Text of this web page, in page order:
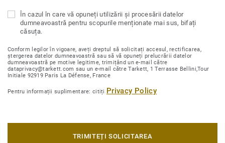
În cazul în care vă opuneți utilizării și procesării datelor
dumneavoastră pentru scopurile menționate mai sus, bifați
căsuța.
Conform legilor în vigoare, aveți dreptul să solicitați accesul, rectificarea,
ștergerea datelor dumneavoastră sau să vă opuneți prelucrării datelor
dumneavoastră pe motive legitime, trimițând un e-mail către
dataprivacy@tarkett.com sau un e-mail către Tarkett, 1 Terrasse Bellini,Tour
Initiale 92919 Paris La Défense, France
Pentru informații suplimentare: citiți Privacy Policy
TRIMITEȚI SOLICITAREA